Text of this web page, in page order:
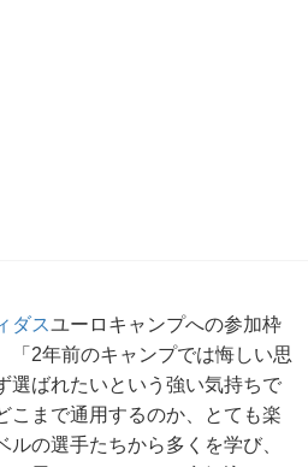
ダスユーロキャンプへの参加枠
「2年前のキャンプでは悔しい思
選ばれたいという強い気持ちで
こまで通用するのか、とても楽
ルの選手たちから多くを学び、